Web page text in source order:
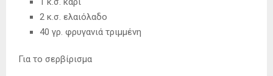
2 κ.σ. ελαιόλαδο
40 γρ. φρυγανιά τριμμένη
Για το σερβίρισμα